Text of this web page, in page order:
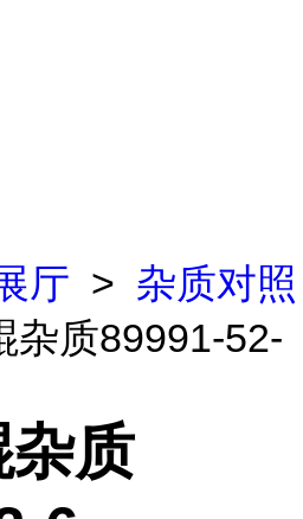
厅 > 杂质对照
杂质89991-52-
质